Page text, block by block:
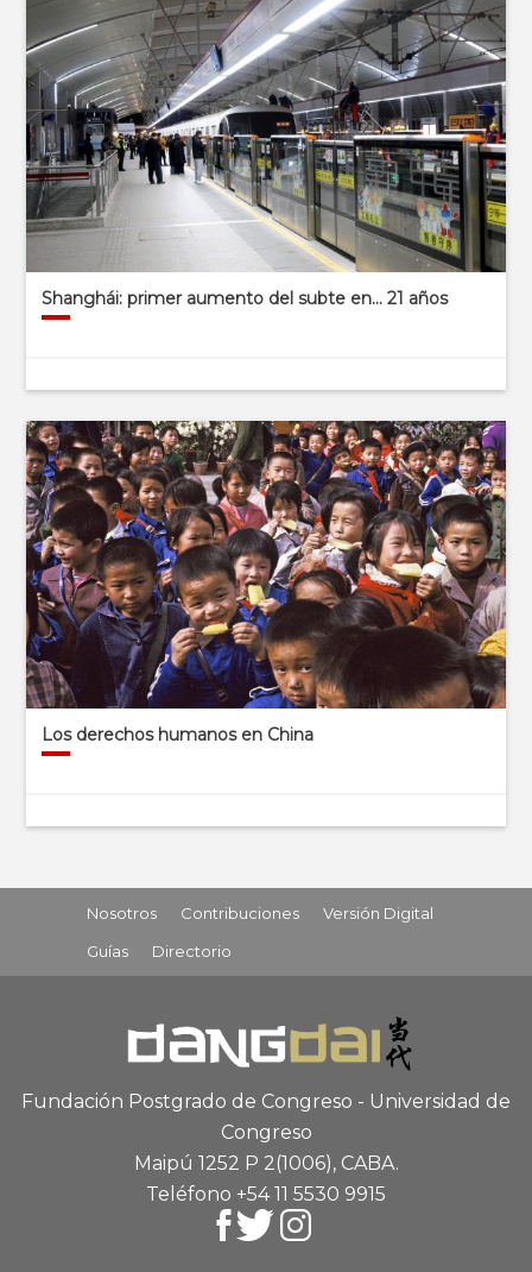
Shanghái: primer aumento del subte en… 21 años
Los derechos humanos en China
Nosotros Contribuciones
Versión Digital
Guías
Directorio
Fundación Postgrado de Congreso - Universidad de
Congreso
Maipú 1252 P 2(1006), CABA.
Teléfono +54 11 5530 9915